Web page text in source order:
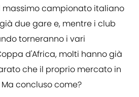
massimo campionato italiano
due gare e, mentre i club
torneranno i vari
d'Africa, molti hanno già
che il proprio mercato in
concluso come?